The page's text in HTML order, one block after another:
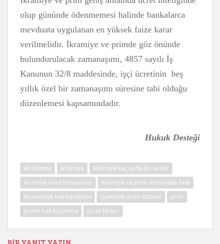
olup gününde ödenmemesi halinde bankalarca
mevduata uygulanan en yüksek faize karar
verilmelidir. İkramiye ve primde göz önünde
bulundurulacak zamanaşımı, 4857 sayılı İş
Kanunun 32/8 maddesinde, işçi ücretinin beş
yıllık özel bir zamanaşımı süresine tabi olduğu
düzenlemesi kapsamındadır.
Hukuk Desteği
ek ödeme ikramiye
ikramiye kaç ayda bir verilir
ikramiye nasıl hesaplanır
ikramiye ve prim arasındaki fark
ikramiyeye hak kazanma
işyerinde prim sistemi
prim
prime hak kazanma
ücret türleri